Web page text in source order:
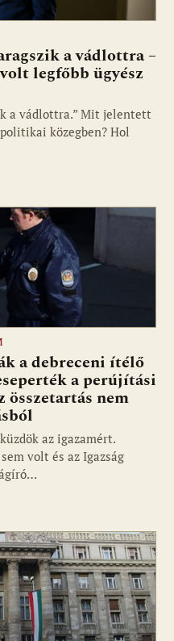
a vádlottra –
legfőbb ügyész
a vádlottra.” Mit jelentett
közegben? Hol
a debreceni ítélő
a perújítási
nem
az igazamért.
volt és az Igazság